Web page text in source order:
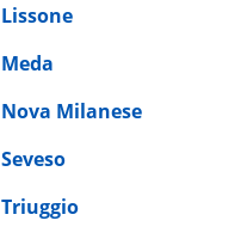
Lissone
Meda
Nova Milanese
Seveso
Triuggio